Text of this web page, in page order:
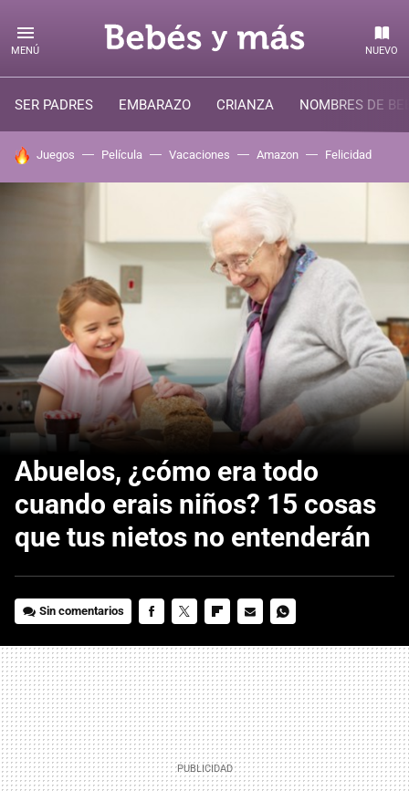
MENÚ NUEVO
SER PADRES EMBARAZO CRIANZA NOMBRES DE
HOY SE HABLA DE
Juegos Película Vacaciones Amazon Felicidad
Abuelos, ¿cómo era todo
cuando erais niños? 15 cosas
que tus nietos no entenderán
Sin comentarios
MAIL